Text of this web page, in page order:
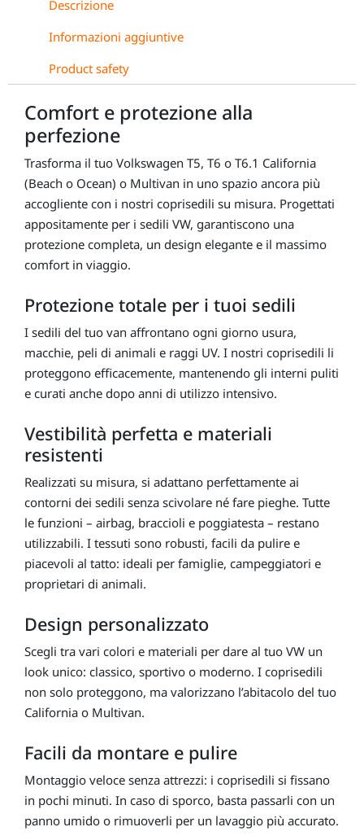
Descrizione
Informazioni aggiuntive
Product safety
Comfort e protezione alla
perfezione
Trasforma il tuo Volkswagen T5, T6 o T6.1 California
(Beach o Ocean) o Multivan in uno spazio ancora più
accogliente con i nostri coprisedili su misura. Progettati
appositamente per i sedili VW, garantiscono una
protezione completa, un design elegante e il massimo
comfort in viaggio.
Protezione totale per i tuoi sedili
I sedili del tuo van affrontano ogni giorno usura,
macchie, peli di animali e raggi UV. I nostri coprisedili li
proteggono efficacemente, mantenendo gli interni puliti
e curati anche dopo anni di utilizzo intensivo.
Vestibilità perfetta e materiali
resistenti
Realizzati su misura, si adattano perfettamente ai
contorni dei sedili senza scivolare né fare pieghe. Tutte
le funzioni – airbag, braccioli e poggiatesta – restano
utilizzabili. I tessuti sono robusti, facili da pulire e
piacevoli al tatto: ideali per famiglie, campeggiatori e
proprietari di animali.
Design personalizzato
Scegli tra vari colori e materiali per dare al tuo VW un
look unico: classico, sportivo o moderno. I coprisedili
non solo proteggono, ma valorizzano l’abitacolo del tuo
California o Multivan.
Facili da montare e pulire
Montaggio veloce senza attrezzi: i coprisedili si fissano
in pochi minuti. In caso di sporco, basta passarli con un
panno umido o rimuoverli per un lavaggio più accurato.